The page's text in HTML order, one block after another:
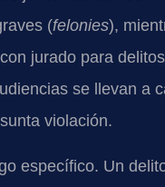
(felonies),
jurado para
se llevan a
violación.
específico. Un